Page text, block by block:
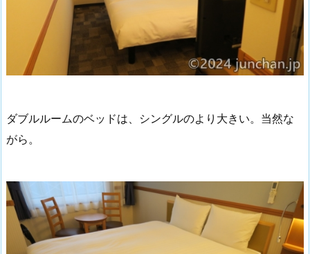
ダブルルームのベッドは、シングルのより大きい。当然な
がら。